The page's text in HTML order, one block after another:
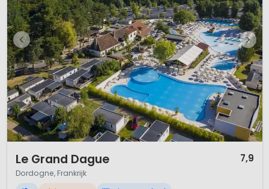
Le Grand Dague 7,9
Dordogne, Frankrijk